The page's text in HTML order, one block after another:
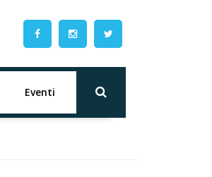
Eventi